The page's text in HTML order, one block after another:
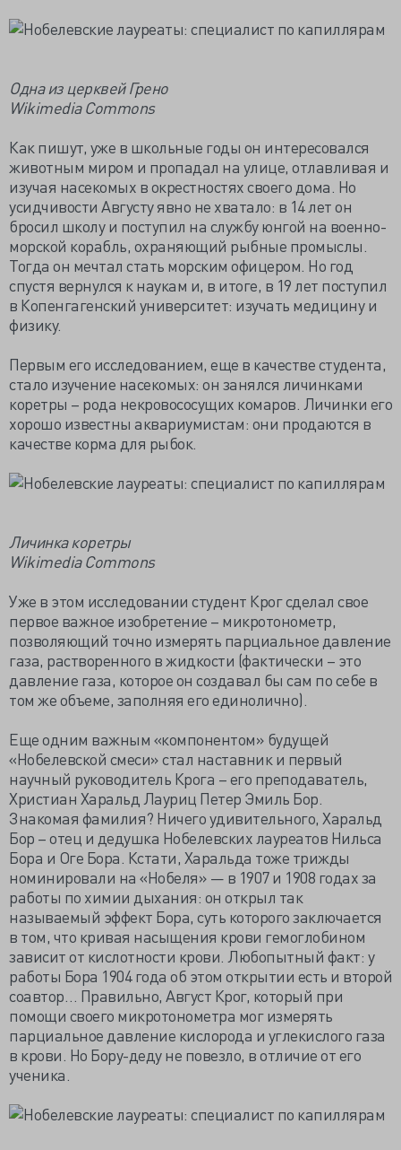
Одна из церквей Грено
Wikimedia Commons
Как пишут, уже в школьные годы он интересовался
животным миром и пропадал на улице, отлавливая и
изучая насекомых в окрестностях своего дома. Но
усидчивости Августу явно не хватало: в 14 лет он
бросил школу и поступил на службу юнгой на военно-
морской корабль, охраняющий рыбные промыслы.
Тогда он мечтал стать морским офицером. Но год
спустя вернулся к наукам и, в итоге, в 19 лет поступил
в Копенгагенский университет: изучать медицину и
физику.
Первым его исследованием, еще в качестве студента,
стало изучение насекомых: он занялся личинками
коретры – рода некровососущих комаров. Личинки его
хорошо известны аквариумистам: они продаются в
качестве корма для рыбок.
Личинка коретры
Wikimedia Commons
Уже в этом исследовании студент Крог сделал свое
первое важное изобретение – микротонометр,
позволяющий точно измерять парциальное давление
газа, растворенного в жидкости (фактически – это
давление газа, которое он создавал бы сам по себе в
том же объеме, заполняя его единолично).
Еще одним важным «компонентом» будущей
«Нобелевской смеси» стал наставник и первый
научный руководитель Крога – его преподаватель,
Христиан Харальд Лауриц Петер Эмиль Бор.
Знакомая фамилия? Ничего удивительного, Харальд
Бор – отец и дедушка Нобелевских лауреатов Нильса
Бора и Оге Бора. Кстати, Харальда тоже трижды
номинировали на «Нобеля» — в 1907 и 1908 годах за
работы по химии дыхания: он открыл так
называемый эффект Бора, суть которого заключается
в том, что кривая насыщения крови гемоглобином
зависит от кислотности крови. Любопытный факт: у
работы Бора 1904 года об этом открытии есть и второй
соавтор… Правильно, Август Крог, который при
помощи своего микротонометра мог измерять
парциальное давление кислорода и углекислого газа
в крови. Но Бору-деду не повезло, в отличие от его
ученика.